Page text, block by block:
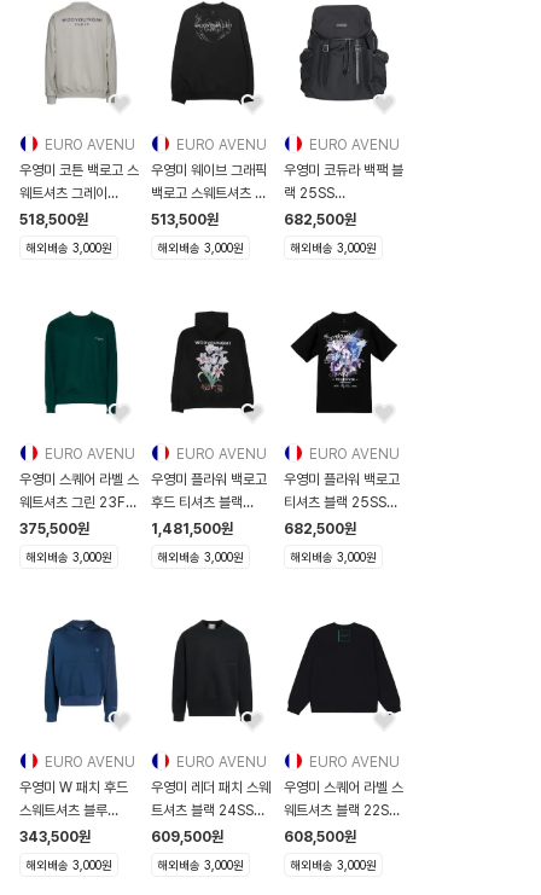
EURO AVENU
우영미 코튼 백로고 스
웨트셔츠 그레이
23SS
W231TS27726G
518,500원
해외배송 3,000원
EURO AVENU
우영미 웨이브 그래픽
백로고 스웨트셔츠 블
랙 24FW
W243TS2872
513,500원
해외배송 3,000원
EURO AVENU
우영미 코듀라 백팩 블
랙 25SS
W251BA01631B
W251BA01631B
682,500원
해외배송 3,000원
EURO AVENU
우영미 스퀘어 라벨 스
웨트셔츠 그린 23FW
W233TS21718F
375,500원
해외배송 3,000원
EURO AVENU
우영미 플라워 백로고
후드 티셔츠 블랙
24SS
1,481,500원
해외배송 3,000원
EURO AVENU
우영미 플라워 백로고
티셔츠 블랙 25SS
W251TS06708B
682,500원
해외배송 3,000원
EURO AVENU
우영미 W 패치 후드
스웨트셔츠 블루
23SS
W231TS32728L
343,500원
해외배송 3,000원
EURO AVENU
우영미 레더 패치 스웨
트셔츠 블랙 24SS
W241TS22743B
W241TS22743B
609,500원
해외배송 3,000원
EURO AVENU
우영미 스퀘어 라벨 스
웨트셔츠 블랙 22SS
W221TS21720B
W221TS2172
608,500원
해외배송 3,000원